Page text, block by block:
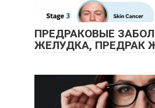
ПРЕДРАКОВЫЕ
ЖЕЛУДКА, ПРЕДРАК